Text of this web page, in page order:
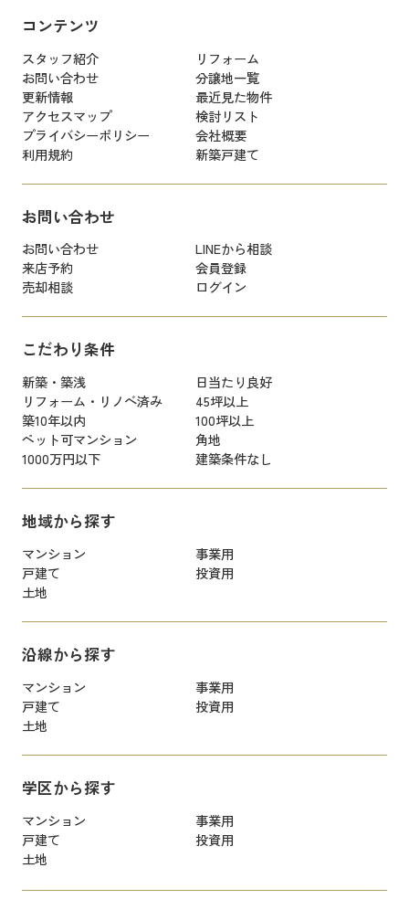
コンテンツ
スタッフ紹介
リフォーム
お問い合わせ
分譲地一覧
更新情報
最近見た物件
アクセスマップ
検討リスト
プライバシーポリシー
会社概要
利用規約
新築戸建て
お問い合わせ
お問い合わせ
LINEから相談
来店予約
会員登録
売却相談
ログイン
こだわり条件
新築・築浅
日当たり良好
リフォーム・リノベ済み
45坪以上
築10年以内
100坪以上
ペット可マンション
角地
1000万円以下
建築条件なし
地域から探す
マンション
事業用
戸建て
投資用
土地
沿線から探す
マンション
事業用
戸建て
投資用
土地
学区から探す
マンション
事業用
戸建て
投資用
土地